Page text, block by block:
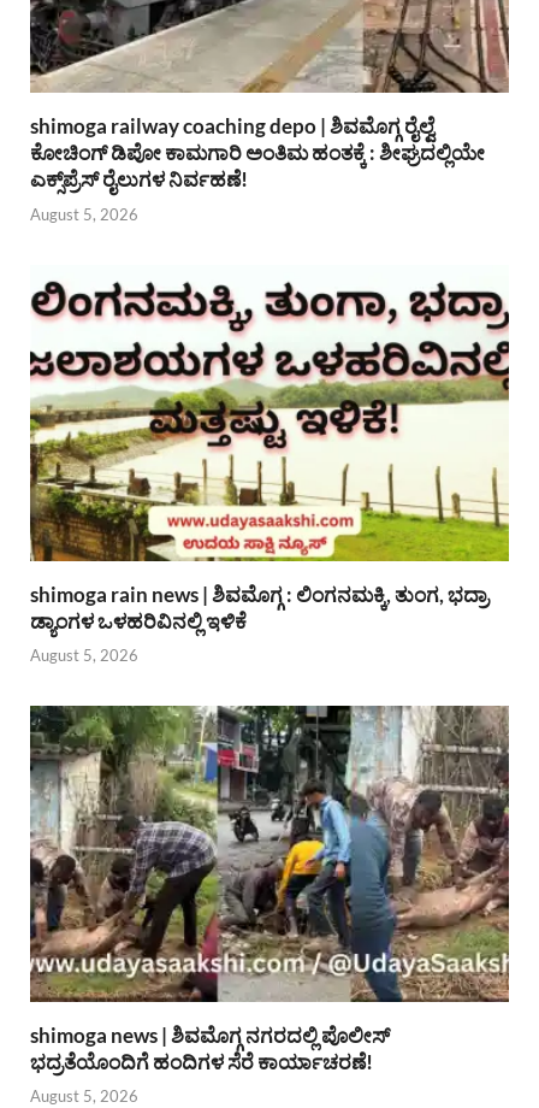
shimoga railway coaching depo | ಶಿವಮೊಗ್ಗ ರೈಲ್ವೆ
ಕೋಚಿಂಗ್ ಡಿಪೋ ಕಾಮಗಾರಿ ಅಂತಿಮ ಹಂತಕ್ಕೆ : ಶೀಘ್ರದಲ್ಲಿಯೇ
ಎಕ್ಸ್‌ಪ್ರೆಸ್ ರೈಲುಗಳ ನಿರ್ವಹಣೆ!
August 5, 2026
shimoga rain news | ಶಿವಮೊಗ್ಗ : ಲಿಂಗನಮಕ್ಕಿ, ತುಂಗ, ಭದ್ರಾ
ಡ್ಯಾಂಗಳ ಒಳಹರಿವಿನಲ್ಲಿ ಇಳಿಕೆ
August 5, 2026
shimoga news | ಶಿವಮೊಗ್ಗ ನಗರದಲ್ಲಿ ಪೊಲೀಸ್
ಭದ್ರತೆಯೊಂದಿಗೆ ಹಂದಿಗಳ ಸೆರೆ ಕಾರ್ಯಾಚರಣೆ!
August 5, 2026